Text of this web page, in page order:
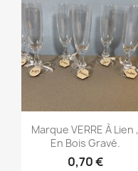
Aperçu rapide
Marque VERRE À Lien ,
En Bois Gravé.
0,70 €